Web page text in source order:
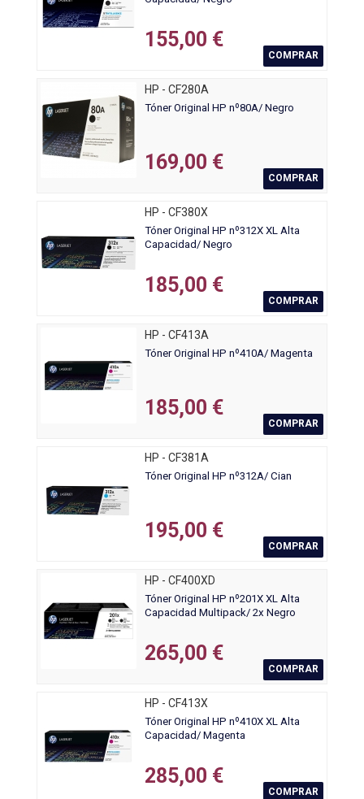
155,00 €
COMPRAR
HP - CF280A
Tóner Original HP nº80A/ Negro
169,00 €
COMPRAR
HP - CF380X
Tóner Original HP nº312X XL Alta
Capacidad/ Negro
185,00 €
COMPRAR
HP - CF413A
Tóner Original HP nº410A/ Magenta
185,00 €
COMPRAR
HP - CF381A
Tóner Original HP nº312A/ Cian
195,00 €
COMPRAR
HP - CF400XD
Tóner Original HP nº201X XL Alta
Capacidad Multipack/ 2x Negro
265,00 €
COMPRAR
HP - CF413X
Tóner Original HP nº410X XL Alta
Capacidad/ Magenta
285,00 €
COMPRAR